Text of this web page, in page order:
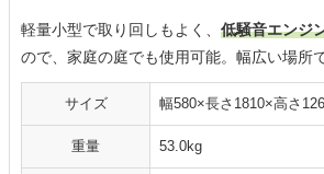
軽量小型で取り回しもよく、 低騒音エンジ
ので、家庭の庭でも使用可能。幅広い場所
サイズ 幅580×長さ1810×高さ
重量 53.0kg